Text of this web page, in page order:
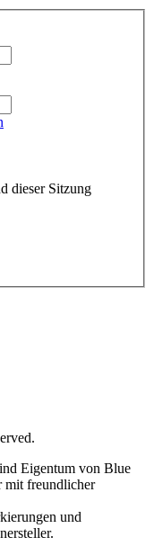
dieser Sitzung
Eigentum von Blue
mit freundlicher
und